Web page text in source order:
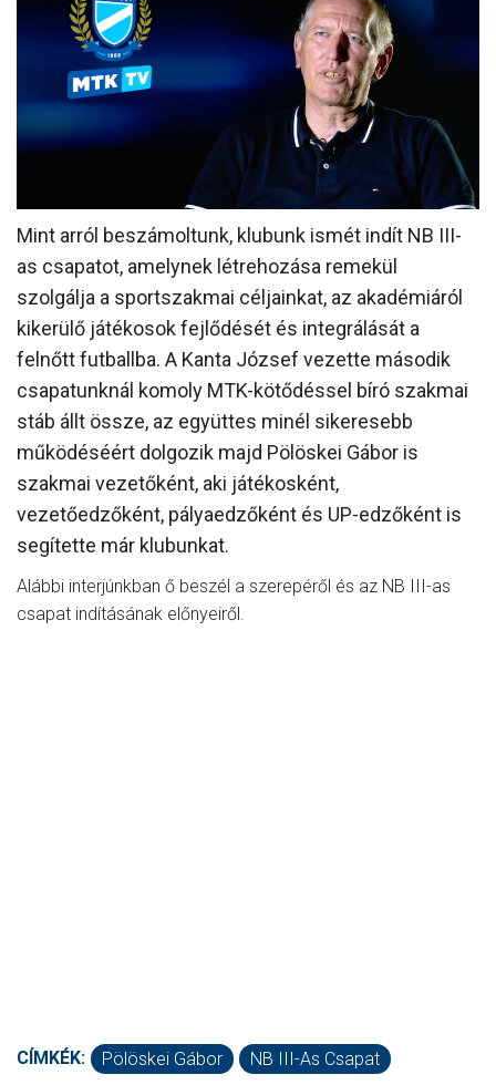
MÉRKŐZÉSEK
KLUB
SZURKOLÓI ÉLMÉNYEK
AKKREDITÁCIÓ
Mint arról beszámoltunk, klubunk ismét indít NB III-
as csapatot, amelynek létrehozása remekül
szolgálja a sportszakmai céljainkat, az akadémiáról
kikerülő játékosok fejlődését és integrálását a
felnőtt futballba. A Kanta József vezette második
csapatunknál komoly MTK-kötődéssel bíró szakmai
stáb állt össze, az együttes minél sikeresebb
működéséért dolgozik majd Pölöskei Gábor is
szakmai vezetőként, aki játékosként,
vezetőedzőként, pályaedzőként és UP-edzőként is
segítette már klubunkat.
Alábbi interjúnkban ő beszél a szerepéről és az NB III-as
csapat indításának előnyeiről.
CÍMKÉK: Pölöskei Gábor NB III-As Csapat